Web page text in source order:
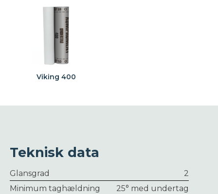
Viking 400
Teknisk data
Glansgrad
2
Minimum taghældning
25° med undertag